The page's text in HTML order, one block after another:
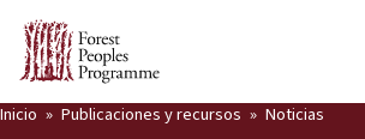
Nuestro trabajo
Inicio Publicaciones y recursos Noticias